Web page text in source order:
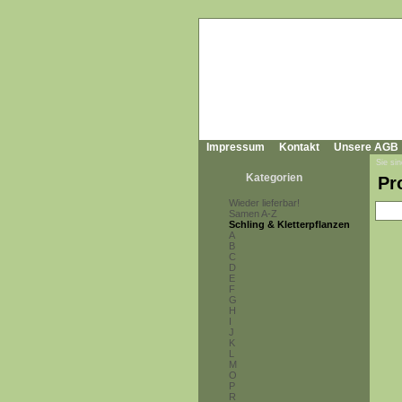
Impressum Kontakt Unsere AGB
Kategorien
Wieder lieferbar!
Samen A-Z
Schling & Kletterpflanzen
A
B
C
D
E
F
G
H
I
J
K
L
M
O
P
R
Sie